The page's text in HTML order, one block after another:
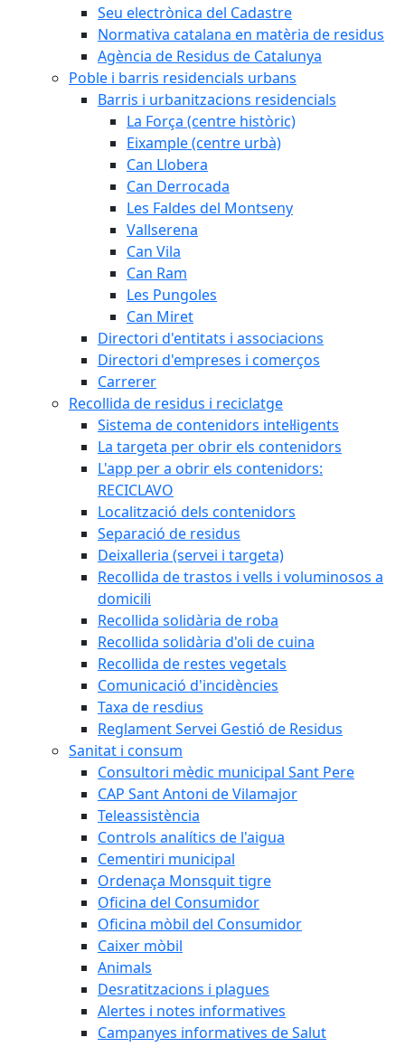
Seu electrònica del Cadastre
Normativa catalana en matèria de residus
Agència de Residus de Catalunya
Poble i barris residencials urbans
Barris i urbanitzacions residencials
La Força (centre històric)
Eixample (centre urbà)
Can Llobera
Can Derrocada
Les Faldes del Montseny
Vallserena
Can Vila
Can Ram
Les Pungoles
Can Miret
Directori d'entitats i associacions
Directori d'empreses i comerços
Carrerer
Recollida de residus i reciclatge
Sistema de contenidors intel·ligents
La targeta per obrir els contenidors
L'app per a obrir els contenidors:
RECICLAVO
Localització dels contenidors
Separació de residus
Deixalleria (servei i targeta)
Recollida de trastos i vells i voluminosos a
domicili
Recollida solidària de roba
Recollida solidària d'oli de cuina
Recollida de restes vegetals
Comunicació d'incidències
Taxa de resdius
Reglament Servei Gestió de Residus
Sanitat i consum
Consultori mèdic municipal Sant Pere
CAP Sant Antoni de Vilamajor
Teleassistència
Controls analítics de l'aigua
Cementiri municipal
Ordenaça Monsquit tigre
Oficina del Consumidor
Oficina mòbil del Consumidor
Caixer mòbil
Animals
Desratitzacions i plagues
Alertes i notes informatives
Campanyes informatives de Salut